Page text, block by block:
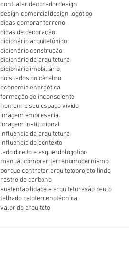
contratar decoradordesign
design comercialdesign logotipo
dicas comprar terreno
dicas de decoração
dicionário arquitetônico
dicionário construção
dicionário de arquitetura
dicionário imobiliário
dois lados do cérebro
economia energética
formação de inconsciente
homem e seu espaço vivido
imagem empresarial
imagem institucional
influencia da arquitetura
influencia do contexto
lado direito e esquerdologotipo
manual comprar terrenomodernismo
porque contratar arquitetoprojeto lindo
rastro de carbono
sustentabilidade e arquiteturasão paulo
telhado retoterrenotécnica
valor do arquiteto